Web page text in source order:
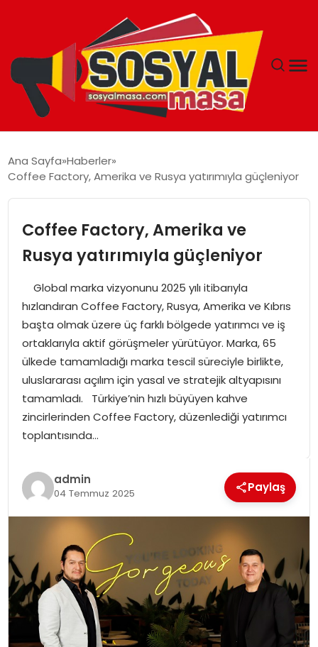
GÜNCEL
TEKNOLOJI
SPOR
Ana Sayfa Haberler
Coffee Factory, Amerika ve Rusya yatırımıyla güçleniyor
Coffee Factory, Amerika ve
Rusya yatırımıyla güçleniyor
Global marka vizyonunu 2025 yılı itibarıyla
hızlandıran Coffee Factory, Rusya, Amerika ve Kıbrıs
başta olmak üzere üç farklı bölgede yatırımcı ve iş
ortaklarıyla aktif görüşmeler yürütüyor. Marka, 65
ülkede tamamladığı marka tescil süreciyle birlikte,
uluslararası açılım için yasal ve stratejik altyapısını
tamamladı. Türkiye’nin hızlı büyüyen kahve
zincirlerinden Coffee Factory, düzenlediği yatırımcı
toplantısında…
admin
04 Temmuz 2025 Paylaş